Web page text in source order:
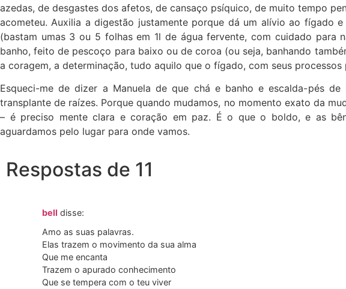
azedas, de desgastes dos afetos, de cansaço psíquico, de muito tempo
acometeu. Auxilia a digestão justamente porque dá um alívio ao fígado
(bastam umas 3 ou 5 folhas em 1l de água fervente, com cuidado para
banho, feito de pescoço para baixo ou de coroa (ou seja, banhando
a coragem, a determinação, tudo aquilo que o fígado, com seus
Esqueci-me de dizer a Manuela de que chá e banho e escalda-pés
transplante de raízes. Porque quando mudamos, no momento exato da
– é preciso mente clara e coração em paz. É o que o boldo, e as
aguardamos pelo lugar para onde vamos.
Respostas de 11
bell disse:
Amo as suas palavras.
Elas trazem o movimento da sua alma
Que me encanta
Trazem o apurado conhecimento
Que se tempera com o teu viver